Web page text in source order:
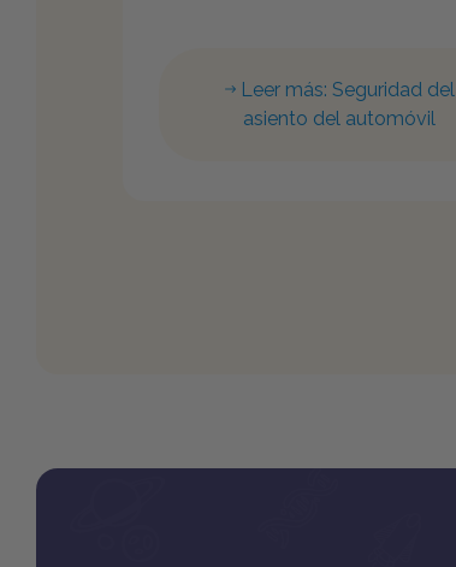
Leer más: Seguridad del
asiento del automóvil